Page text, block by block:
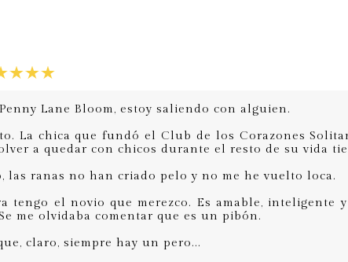
Lane Bloom, estoy saliendo con alguien.
La chica que fundó el Club de los Corazones
a quedar con chicos durante el resto de su vida
las ranas no han criado pelo y no me he vuelto loca.
tengo el novio que merezco. Es amable, inteligente
me olvidaba comentar que es un pibón.
claro, siempre hay un pero...